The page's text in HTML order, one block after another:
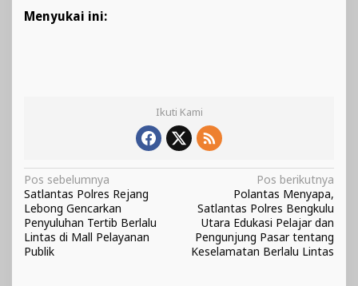
Menyukai ini:
Ikuti Kami
Navigasi
pos
Pos sebelumnya
Satlantas Polres Rejang
Lebong Gencarkan
Penyuluhan Tertib Berlalu
Lintas di Mall Pelayanan
Publik
Pos berikutnya
Polantas Menyapa,
Satlantas Polres Bengkulu
Utara Edukasi Pelajar dan
Pengunjung Pasar tentang
Keselamatan Berlalu Lintas